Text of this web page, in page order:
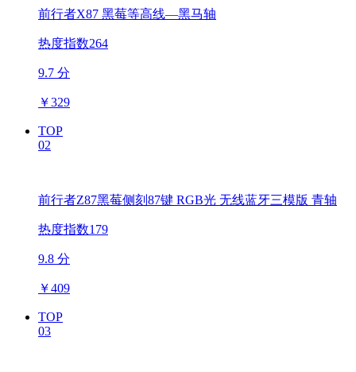
前行者X87 黑莓等高线—黑马轴
热度指数264
9.7 分
￥329
TOP
02
前行者Z87黑莓侧刻87键 RGB光 无线蓝牙三模版 青轴
热度指数179
9.8 分
￥409
TOP
03